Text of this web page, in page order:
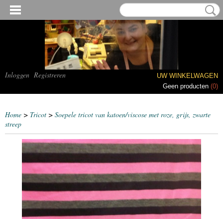
Inloggen Registreren
UW WINKELWAGEN
Geen producten (0)
Home > Tricot > Soepele tricot van katoen/viscose met roze, grijs, zwarte
streep